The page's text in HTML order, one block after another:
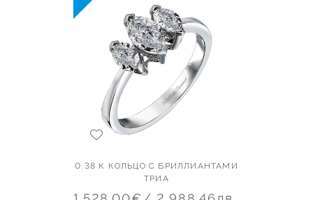
0.38 К КОЛЬЦО С БРИЛЛИАНТАМИ
ТРИА